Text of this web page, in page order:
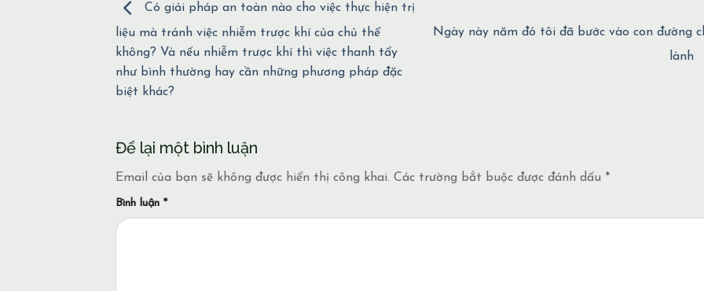
Có giải pháp an toàn nào cho việc thực hiện trị
liệu mà tránh việc nhiễm trược khí của chủ thể
không? Và nếu nhiễm trược khí thì việc thanh tẩy
như bình thường hay cần những phương pháp đặc
biệt khác?
Ngày này năm đó tôi đã bước vào con đường
lành
Để lại một bình luận
Email của bạn sẽ không được hiển thị công khai. Các trường bắt buộc được đánh dấu *
Bình luận *